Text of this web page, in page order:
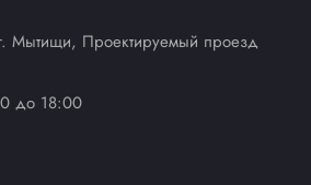
Мытищи, Проектируемый проезд
до 18:00